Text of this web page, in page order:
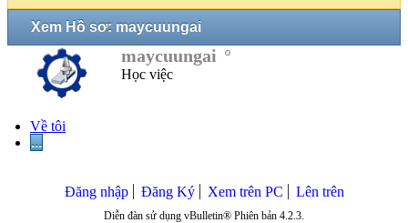
Xem Hồ sơ: maycuungai
maycuungai
Học việc
Về tôi
...
Đăng nhập Đăng Ký Xem trên PC Lên trên
Diễn đàn sử dụng vBulletin® Phiên bản 4.2.3.